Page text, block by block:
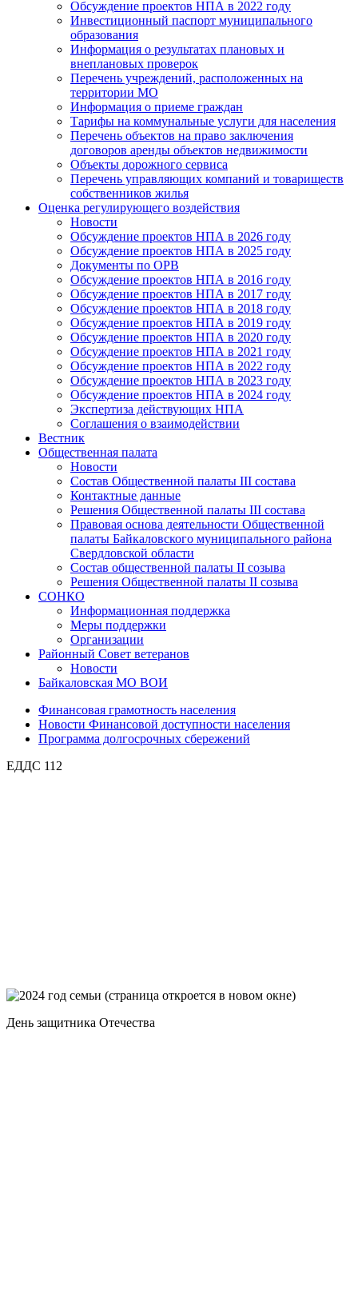
Обсуждение проектов НПА в 2022 году
Инвестиционный паспорт муниципального
образования
Информация о результатах плановых и
внеплановых проверок
Перечень учреждений, расположенных на
территории МО
Информация о приеме граждан
Тарифы на коммунальные услуги для населения
Перечень объектов на право заключения
договоров аренды объектов недвижимости
Объекты дорожного сервиса
Перечень управляющих компаний и товариществ
собственников жилья
Оценка регулирующего воздействия
Новости
Обсуждение проектов НПА в 2026 году
Обсуждение проектов НПА в 2025 году
Документы по ОРВ
Обсуждение проектов НПА в 2016 году
Обсуждение проектов НПА в 2017 году
Обсуждение проектов НПА в 2018 году
Обсуждение проектов НПА в 2019 году
Обсуждение проектов НПА в 2020 году
Обсуждение проектов НПА в 2021 году
Обсуждение проектов НПА в 2022 году
Обсуждение проектов НПА в 2023 году
Обсуждение проектов НПА в 2024 году
Экспертиза действующих НПА
Соглашения о взаимодействии
Вестник
Общественная палата
Новости
Состав Общественной палаты III состава
Контактные данные
Решения Общественной палаты III состава
Правовая основа деятельности Общественной
палаты Байкаловского муниципального района
Свердловской области
Состав общественной палаты II созыва
Решения Общественной палаты II созыва
СОНКО
Информационная поддержка
Меры поддержки
Организации
Районный Совет ветеранов
Новости
Байкаловская МО ВОИ
Финансовая грамотность населения
Новости Финансовой доступности населения
Программа долгосрочных сбережений
ЕДДС 112
День защитника Отечества